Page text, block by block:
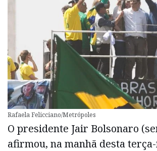
Rafaela Felicciano/Metrópoles
O presidente Jair Bolsonaro
afirmou, na manhã desta